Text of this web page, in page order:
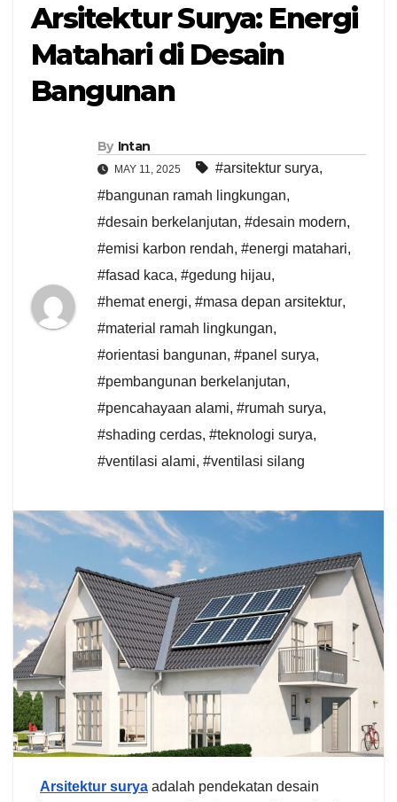
Arsitektur Surya: Energi
Matahari di Desain
Bangunan
By Intan
MAY 11, 2025 #arsitektur surya,
#bangunan ramah lingkungan,
#desain berkelanjutan, #desain modern,
#emisi karbon rendah, #energi matahari,
#fasad kaca, #gedung hijau,
#hemat energi, #masa depan arsitektur,
#material ramah lingkungan,
#orientasi bangunan, #panel surya,
#pembangunan berkelanjutan,
#pencahayaan alami, #rumah surya,
#shading cerdas, #teknologi surya,
#ventilasi alami, #ventilasi silang
Arsitektur surya adalah pendekatan desain